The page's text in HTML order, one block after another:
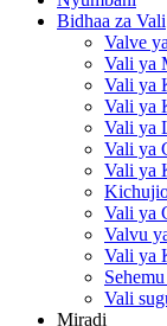
Bidhaa za Vali
Valve
Vali ya
Vali ya
Vali ya
Vali ya
Vali ya
Vali ya
Vali ya
Valvu
Vali ya
Vali
Miradi